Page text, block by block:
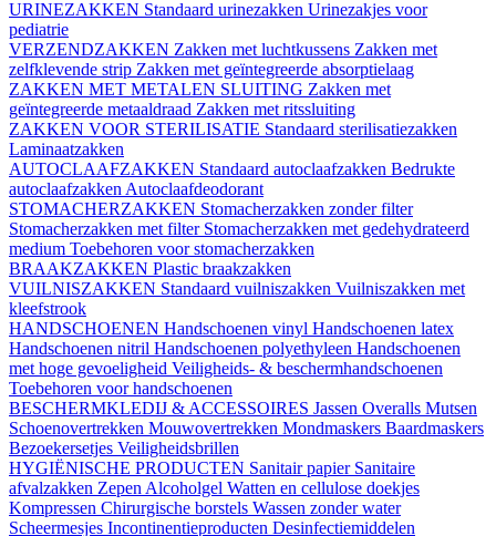
URINEZAKKEN Standaard urinezakken Urinezakjes voor
pediatrie
VERZENDZAKKEN Zakken met luchtkussens Zakken met
zelfklevende strip Zakken met geïntegreerde absorptielaag
ZAKKEN MET METALEN SLUITING Zakken met
geïntegreerde metaaldraad Zakken met ritssluiting
ZAKKEN VOOR STERILISATIE Standaard sterilisatiezakken
Laminaatzakken
AUTOCLAAFZAKKEN Standaard autoclaafzakken Bedrukte
autoclaafzakken Autoclaafdeodorant
STOMACHERZAKKEN Stomacherzakken zonder filter
Stomacherzakken met filter Stomacherzakken met gedehydrateerd
medium Toebehoren voor stomacherzakken
BRAAKZAKKEN Plastic braakzakken
VUILNISZAKKEN Standaard vuilniszakken Vuilniszakken met
kleefstrook
HANDSCHOENEN Handschoenen vinyl Handschoenen latex
Handschoenen nitril Handschoenen polyethyleen Handschoenen
met hoge gevoeligheid Veiligheids- & beschermhandschoenen
Toebehoren voor handschoenen
BESCHERMKLEDIJ & ACCESSOIRES Jassen Overalls Mutsen
Schoenovertrekken Mouwovertrekken Mondmaskers Baardmaskers
Bezoekersetjes Veiligheidsbrillen
HYGIËNISCHE PRODUCTEN Sanitair papier Sanitaire
afvalzakken Zepen Alcoholgel Watten en cellulose doekjes
Kompressen Chirurgische borstels Wassen zonder water
Scheermesjes Incontinentieproducten Desinfectiemiddelen